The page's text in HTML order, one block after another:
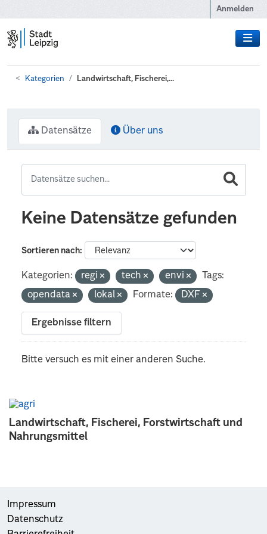
Anmelden
Kategorien Landwirtschaft, Fischerei,...
Landwirtschaft, Fischerei, Forstwirtschaft und
Nahrungsmittel
Datensätze Über uns
Keine Datensätze gefunden
Sortieren nach
Kategorien: regi tech envi
Tags:
opendata
lokal Formate: DXF
Ergebnisse filtern
Bitte versuch es mit einer anderen Suche.
Impressum
Datenschutz